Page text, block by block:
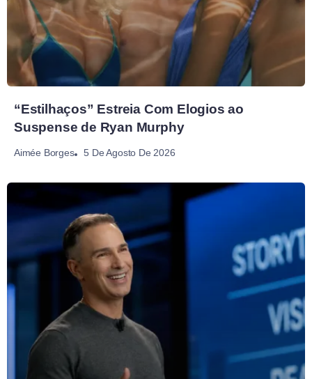
“Estilhaços” Estreia Com Elogios ao
Suspense de Ryan Murphy
Aimée Borges 5 De Agosto De 2026